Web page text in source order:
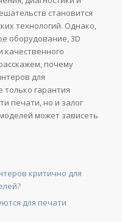
становится
технологий. Однако,
оборудование, 3D
качественного
почему
для
гарантия
печати, но и залог
может зависеть
критично для
для печати